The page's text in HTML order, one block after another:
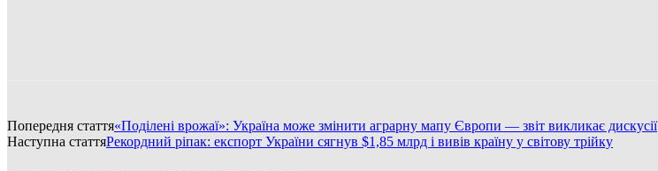
Попередня стаття«Поділені врожаї»: Україна може змінити аграрну мапу Європи — звіт викликає дискусії
Наступна статтяРекордний ріпак: експорт України сягнув $1,85 млрд і вивів країну у світову трійку